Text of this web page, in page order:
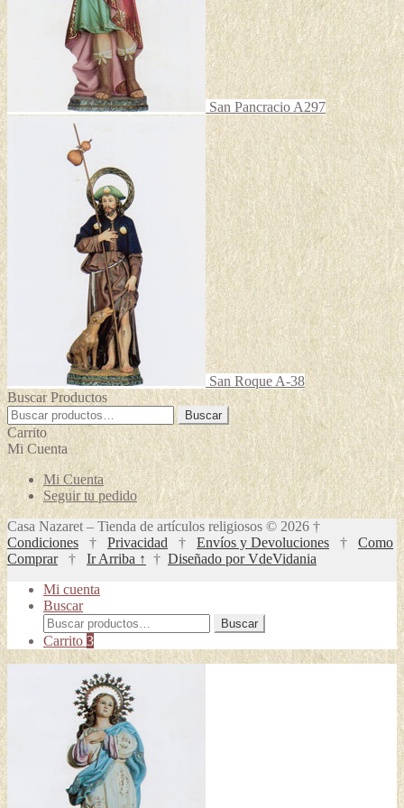
página
de
producto
San Pancracio A297
San Roque A-38
Buscar Productos
Buscar
por:
Buscar
Carrito
Mi Cuenta
Mi Cuenta
Seguir tu pedido
Casa Nazaret – Tienda de artículos religiosos © 2026 †
Condiciones † Privacidad † Envíos y Devoluciones † Como
Comprar† Ir Arriba ↑ † Diseñado por VdeVidania
Mi cuenta
Buscar
Buscar
por:
Buscar
Carrito 3